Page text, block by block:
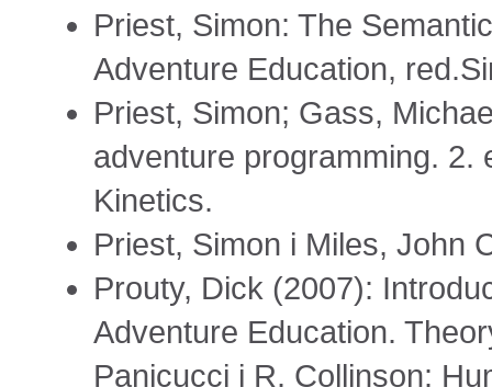
Priest, Simon: The
Adventure Education,
Priest, Simon; Gass,
adventure programming. 2.
Kinetics.
Priest, Simon i Miles, John
Prouty, Dick (2007):
Adventure Education.
Panicucci i R. Collinson: